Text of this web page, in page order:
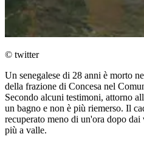
© twitter
Un senegalese di 28 anni è morto
della frazione di Concesa nel
Secondo alcuni testimoni, attorno
un bagno e non è più riemerso. Il
recuperato meno di un'ora dopo
più a valle.